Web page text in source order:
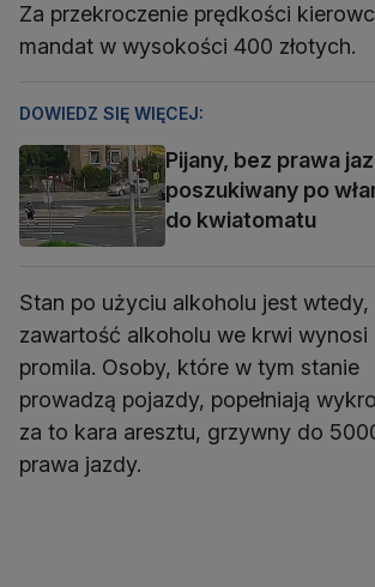
Za przekroczenie prędkości
mandat w wysokości 400 złotych.
DOWIEDZ SIĘ WIĘCEJ:
Pijany, bez prawa
poszukiwany po
do kwiatomatu
Stan po użyciu alkoholu jest
zawartość alkoholu we krwi
promila. Osoby, które w tym stanie
prowadzą pojazdy, popełniają
za to kara aresztu, grzywny do
prawa jazdy.